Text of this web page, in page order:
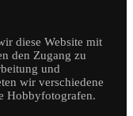
diese Website mit
den Zugang zu
und
wir verschiedene
Hobbyfotografen.